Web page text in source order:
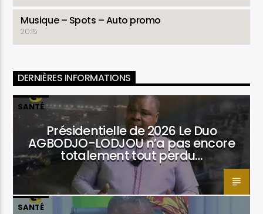
Musique – Spots – Auto promo
20:15
DERNIÈRES INFORMATIONS
SANTÉ
Présidentielle de 2026 Le Duo
AGBODJO-LODJOU n’a pas encore
totalement tout perdu…
SANTÉ